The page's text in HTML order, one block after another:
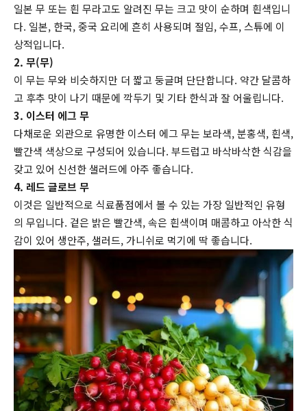
일본 무 또는 흰 무라고도 알려진 무는 크고 맛이 순하며 흰색입니
다. 일본, 한국, 중국 요리에 흔히 사용되며 절임, 수프, 스튜에 이
상적입니다.
2. 무(무)
이 무는 무와 비슷하지만 더 짧고 둥글며 단단합니다. 약간 달콤하
고 후추 맛이 나기 때문에 깍두기 및 기타 한식과 잘 어울립니다.
3. 이스터 에그 무
다채로운 외관으로 유명한 이스터 에그 무는 보라색, 분홍색, 흰색,
빨간색 색상으로 구성되어 있습니다. 부드럽고 바삭바삭한 식감을
갖고 있어 신선한 샐러드에 아주 좋습니다.
4. 레드 글로브 무
이것은 일반적으로 식료품점에서 볼 수 있는 가장 일반적인 유형
의 무입니다. 겉은 밝은 빨간색, 속은 흰색이며 매콤하고 아삭한 식
감이 있어 생안주, 샐러드, 가니쉬로 먹기에 딱 좋습니다.